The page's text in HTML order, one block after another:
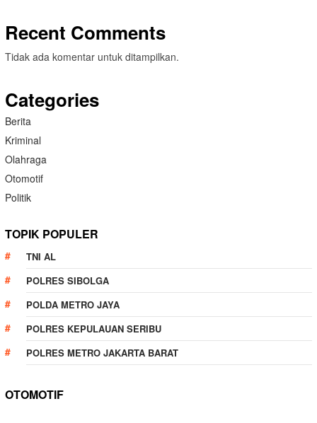
Recent Comments
Tidak ada komentar untuk ditampilkan.
Categories
Berita
Kriminal
Olahraga
Otomotif
Politik
TOPIK POPULER
TNI AL
POLRES SIBOLGA
POLDA METRO JAYA
POLRES KEPULAUAN SERIBU
POLRES METRO JAKARTA BARAT
OTOMOTIF